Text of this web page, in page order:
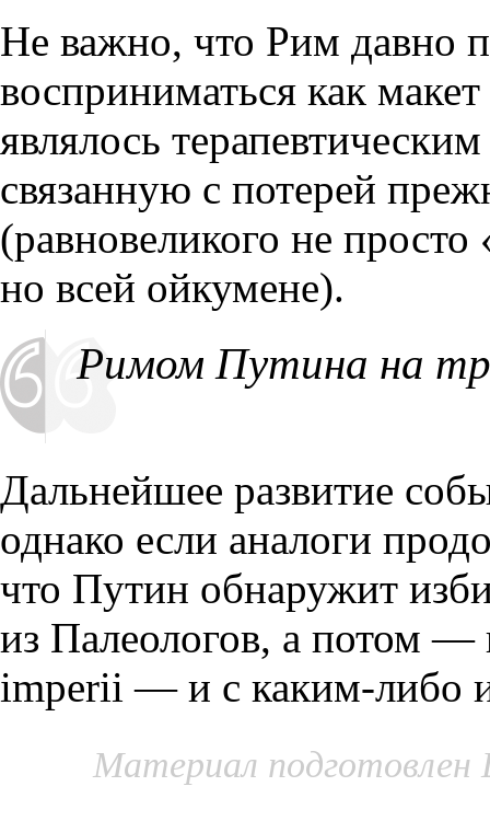
Не важно, что Рим давно
восприниматься как
являлось
связанную с потерей
(равновеликого не
но всей ойкумене).
Римом Путина на
Дальнейшее развитие
однако если аналоги
что Путин обнаружит
из Палеологов, а потом
imperii — и с каким-либо
Материал подготовлен